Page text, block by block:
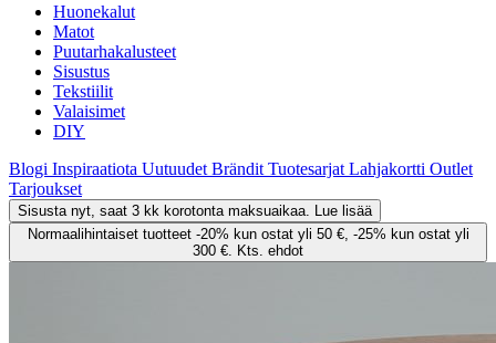
Huonekalut
Matot
Puutarhakalusteet
Sisustus
Tekstiilit
Valaisimet
DIY
Blogi Inspiraatiota Uutuudet Brändit Tuotesarjat Lahjakortti Outlet
Tarjoukset
Sisusta nyt, saat 3 kk korotonta maksuaikaa. Lue lisää
Normaalihintaiset tuotteet -20% kun ostat yli 50 €, -25% kun ostat yli
300 €. Kts. ehdot